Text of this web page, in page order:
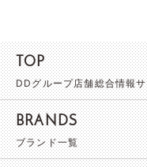
TOP
DDグループ店舗総合情報
BRANDS
ブランド一覧